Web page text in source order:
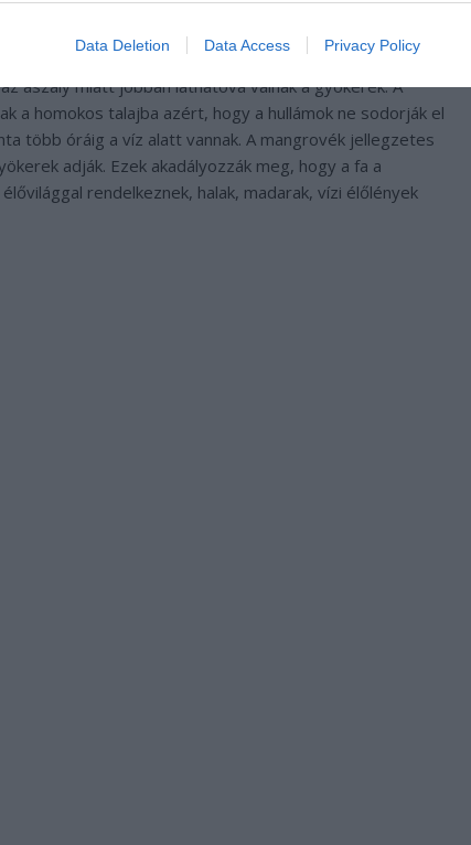
Data Deletion Data Access Privacy Policy
aszály miatt jobban láthatóvá válnak a gyökerek. A
a homokos talajba azért, hogy a hullámok ne sodorják el
több óráig a víz alatt vannak. A mangrovék jellegzetes
adják. Ezek akadályozzák meg, hogy a fa a
rendelkeznek, halak, madarak, vízi élőlények